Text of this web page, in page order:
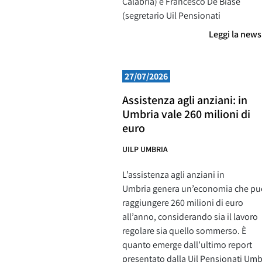
(segretario Uil Pensionati
Leggi la news
27/07/2026
Assistenza agli anziani: in
Umbria vale 260 milioni di
euro
UILP UMBRIA
L’assistenza agli anziani in
Umbria genera un’economia che
raggiungere 260 milioni di euro
all’anno, considerando sia il lavoro
regolare sia quello sommerso. È
quanto emerge dall’ultimo report
presentato dalla Uil Pensionati